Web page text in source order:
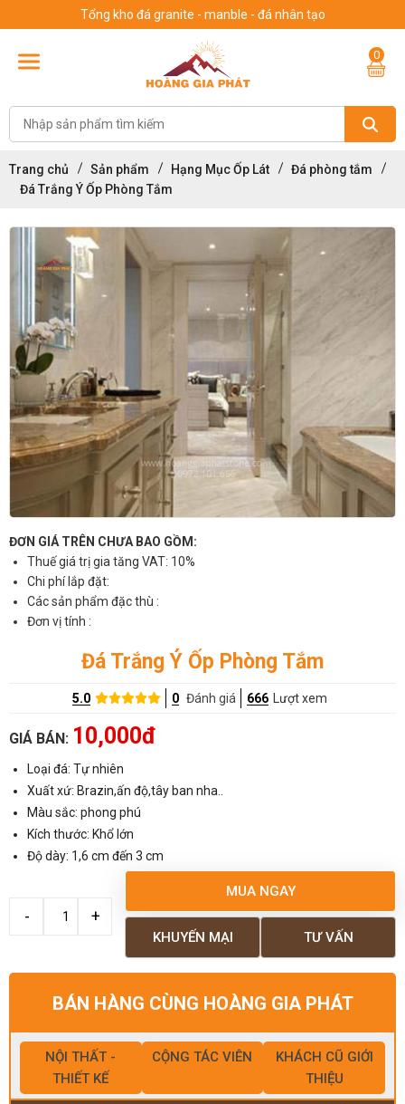
Tổng kho đá granite - manble - đá nhân tạo
0
Trang chủ Sản phẩm Hạng Mục Ốp Lát
Đá phòng tắm
Đá Trắng Ý Ốp Phòng Tắm
ĐƠN GIÁ TRÊN CHƯA BAO GỒM:
Thuế giá trị gia tăng VAT: 10%
Chi phí lắp đặt:
Các sản phẩm đặc thù :
Đơn vị tính :
Đá Trắng Ý Ốp Phòng Tắm
5.0 0 Đánh giá 666 Lượt xem
GIÁ BÁN: 10,000đ
Loại đá: Tự nhiên
Xuất xứ: Brazin,ấn độ,tây ban nha..
Màu sắc: phong phú
Kích thước: Khổ lớn
Độ dày: 1,6 cm đến 3 cm
MUA NGAY
TƯ VẤN
KHUYẾN MẠI
BÁN HÀNG CÙNG HOÀNG GIA PHÁT
NỘI THẤT -
THIẾT KẾ
CỘNG TÁC VIÊN
KHÁCH CŨ GIỚI
THIỆU